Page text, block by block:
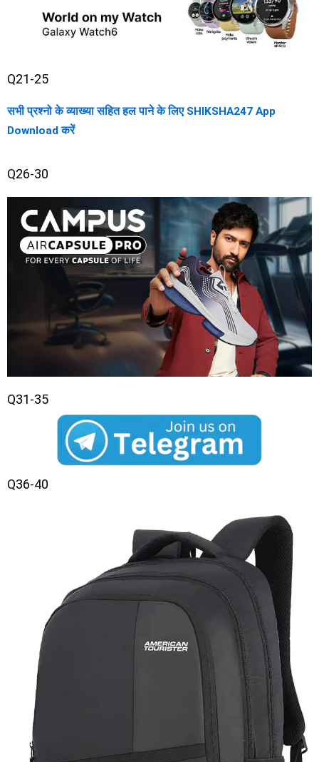
Q21-25
सभी प्रश्नो के व्याख्या सहित हल पाने के लिए SHIKSHA247 App
Download करें
Q26-30
Q31-35
Q36-40